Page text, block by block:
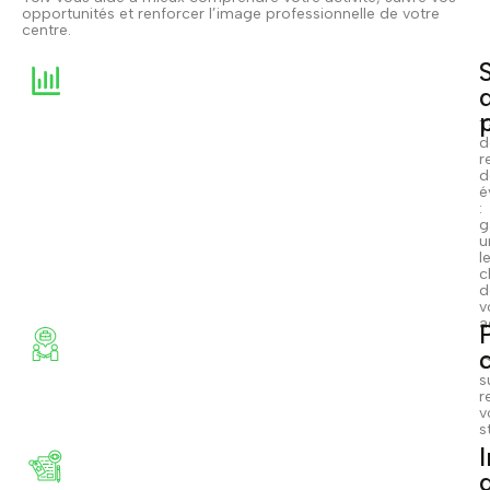
opportunités et renforcer l’image professionnelle de votre
centre.
: